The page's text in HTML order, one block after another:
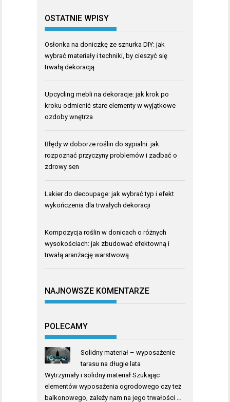
OSTATNIE WPISY
Osłonka na doniczkę ze sznurka DIY: jak
wybrać materiały i techniki, by cieszyć się
trwałą dekoracją
Upcycling mebli na dekoracje: jak krok po
kroku odmienić stare elementy w wyjątkowe
ozdoby wnętrza
Błędy w doborze roślin do sypialni: jak
rozpoznać przyczyny problemów i zadbać o
zdrowy sen
Lakier do decoupage: jak wybrać typ i efekt
wykończenia dla trwałych dekoracji
Kompozycja roślin w donicach o różnych
wysokościach: jak zbudować efektowną i
trwałą aranżację warstwową
NAJNOWSZE KOMENTARZE
POLECAMY
Solidny materiał – wyposażenie
tarasu na długie lata
Wytrzymały i solidny materiał Szukając
elementów wyposażenia ogrodowego czy też
balkonowego, zależy nam na jego trwałości …